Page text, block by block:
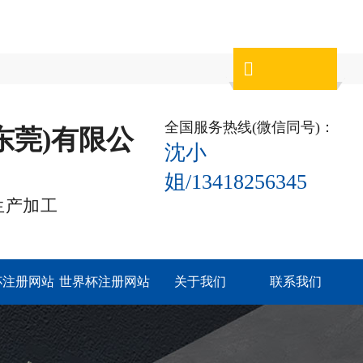

莞)有限公
产加工
全国服务热线(微信同号)：
沈小
姐/13418256345
册网站 世界杯注册网站 关于我们 联系我们